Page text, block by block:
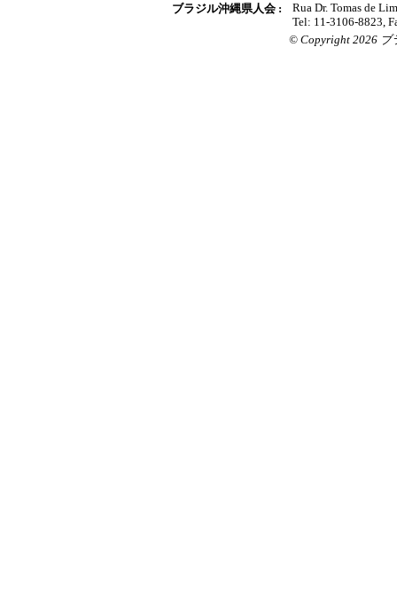
ブラジル沖縄県人会 :
Rua Dr. Tomas de
Tel: 11-3106-8823,
© Copyright 2026 ブ